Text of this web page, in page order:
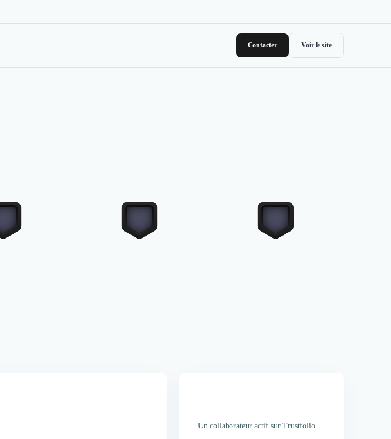
Contacter Voir le site
Un collaborateur actif sur Trustfolio